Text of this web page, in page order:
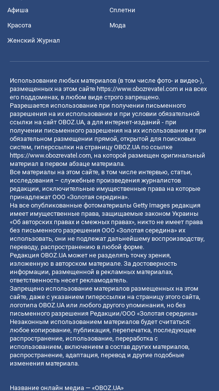
Афиша Сплетни
Красота Мода
Женский Журнал
Использование любых материалов (в том числе фото- и видео-),
размещенных на этом сайте https://www.obozrevatel.com и на всех
его поддоменах, в любом виде строго запрещено.
Разрешается использование при получении письменного
разрешения на их использование и при условии обязательной
ссылки на сайт OBOZ.UA, а для интернет-изданий - при
получении письменного разрешения на их использование и при
обязательном размещении прямой, открытой для поисковых
систем, гиперссылки на страницу OBOZ.UA по ссылке
https://www.obozrevatel.com, на которой размещен оригинальный
материал в первом абзаце материала.
Все материалы на этом сайте, в том числе интервью, статьи,
исследования – служебные произведения журналистов
редакции, исключительные имущественные права на которые
принадлежат ООО «Золотая середина».
На все опубликованные фотоматериалы Getty Images редакция
имеет имущественные права, защищаемые законом Украины
«Об авторских правах и смежных правах», никто не имеет права
без письменного разрешения ООО «Золотая середина» их
использовать, они не подлежат дальнейшему воспроизводству,
переводу, распространению в любой форме.
Редакция OBOZ.UA может не разделять точку зрения,
изложенную в авторском материале. За достоверность
информации, размещенной в рекламных материалах,
ответственность несет рекламодатель.
Запрещено использование материалов размещенных на этом
сайте, даже с указанием гиперссылки на страницу этого сайта,
логотипа OBOZ.UA или любого другого упоминания, но без
письменного разрешения Редакции/ООО «Золотая середина»
Незаконным использованием материалов будет считаться:
любое копирование, публикация, перепечатка, последующее
распространение, использование, переработка с
использованием, включением в состав других материалов,
распространение, адаптация, перевод и другие подобные
изменения материала.
Название онлайн медиа — «OBOZ.UA»